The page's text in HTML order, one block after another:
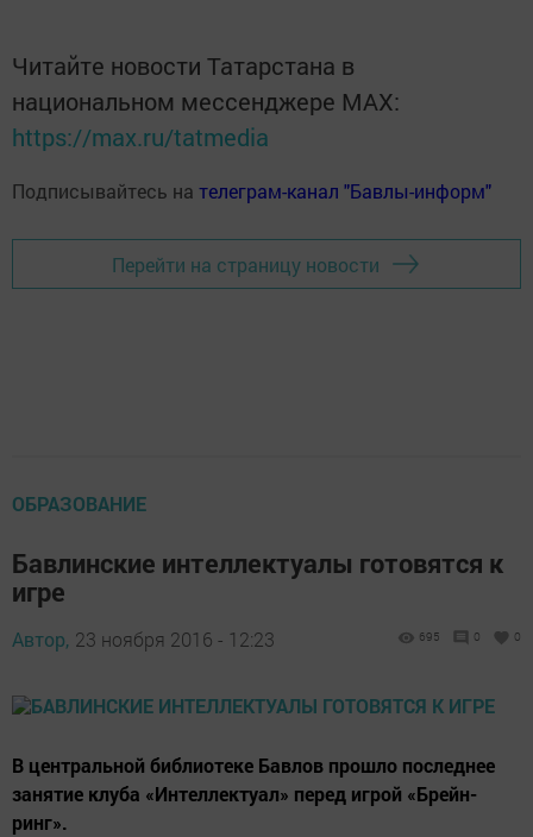
Читайте новости Татарстана в
национальном мессенджере MАХ:
https://max.ru/tatmedia
Подписывайтесь на телеграм-канал "Бавлы-информ"
Перейти на страницу новости
ОБРАЗОВАНИЕ
Бавлинские интеллектуалы готовятся к
игре
Автор, 23 ноября 2016 - 12:23 695 0 0
В центральной библиотеке Бавлов прошло последнее
занятие клуба «Интеллектуал» перед игрой «Брейн-
ринг».